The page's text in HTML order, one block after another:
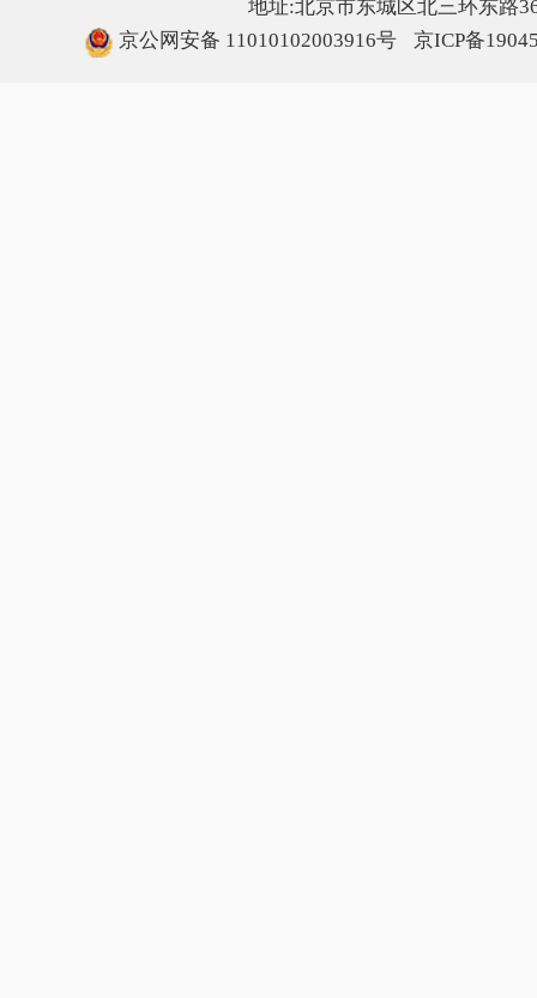
地址:北京市东城区北三环东路
京公网安备 11010102003916号
京ICP备